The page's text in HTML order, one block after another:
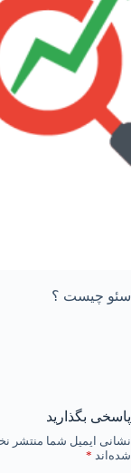
سئو چیست ؟
پاسخی بگذارید
نشانی ایمیل شما منتشر
شده‌اند *